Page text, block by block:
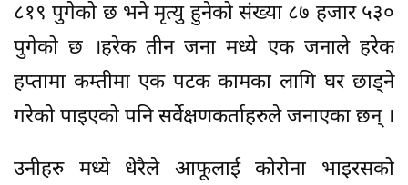
८१९ पुगेको छ भने मृत्यु हुनेको संख्या ८७ हजार ५३०
पुगेको छ ।हरेक तीन जना मध्ये एक जनाले हरेक
हप्तामा कम्तीमा एक पटक कामका लागि घर छाड्ने
गरेको पाइएको पनि सर्वेक्षणकर्ताहरुले जनाएका छन् ।
उनीहरु मध्ये धेरैले आफूलाई कोरोना भाइरसको